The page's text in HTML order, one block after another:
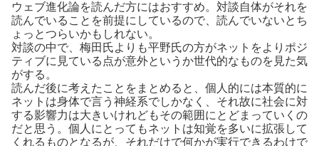
ウェブ進化論を読んだ方にはおすすめ。対談自体がそれを
読んでいることを前提にしているので、読んでいないとち
ょっとつらいかもしれない。
対談の中で、梅田氏よりも平野氏の方がネットをよりポジ
ティブに見ている点が意外というか世代的なものを見た気
がする。
読んだ後に考えたことをまとめると、個人的には本質的に
ネットは身体で言う神経系でしかなく、それ故に社会に対
する影響力は大きいけれどもその範囲にとどまっていくの
だと思う。個人にとってもネットは知覚を多いに拡張して
くれるものとなるが、それだけで何かが実行できるわけで